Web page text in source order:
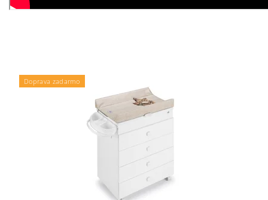
Doprava zadarmo